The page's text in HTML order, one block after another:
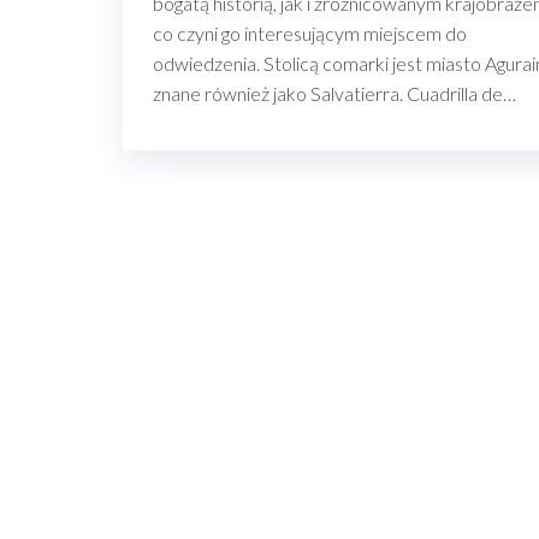
co czyni go interesującym miejscem do
odwiedzenia. Stolicą comarki jest miasto
znane również jako Salvatierra. Cuadrilla de…